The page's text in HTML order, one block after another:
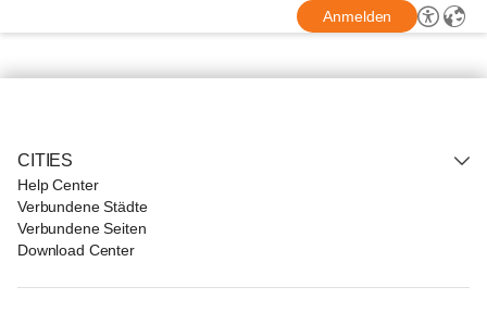
Anmelden
CITIES
Help Center
Verbundene Städte
Verbundene Seiten
Download Center